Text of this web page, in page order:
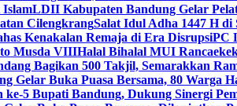
IslamLDII Kabupaten Bandung Gelar
CilengkrangSalat Idul Adha 1447 H
Kenakalan Remaja di Era DisrupsiPC
to Musda VIIIHalal Bihalal MUI
Bagikan 500 Takjil, Semarakkan
Gelar Buka Puasa Bersama, 80 Warga
5 Bupati Bandung, Dukung Sinergi